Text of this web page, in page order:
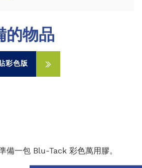
的物品
彩色版
備一包 Blu-Tack 彩色萬用膠。